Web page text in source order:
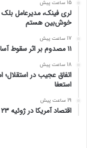
15 ساعت پیش
لری فینک، مدیرعامل
خوش‌بین هستم
17 ساعت پیش
۱۱ مصدوم بر اثر سقوط آسانسور در حوالی میدان آرژانتین
18 ساعت پیش
استعفا
19 ساعت پیش
اقتصاد آمریکا در ژوئیه ۲۳ هزار شغل از دست داد